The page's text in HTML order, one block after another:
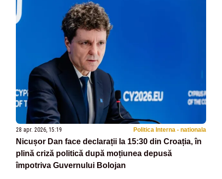
28 apr. 2026, 15:19 Politica Interna - nationala
Nicușor Dan face declarații la 15:30 din Croația, în
plină criză politică după moțiunea depusă
împotriva Guvernului Bolojan